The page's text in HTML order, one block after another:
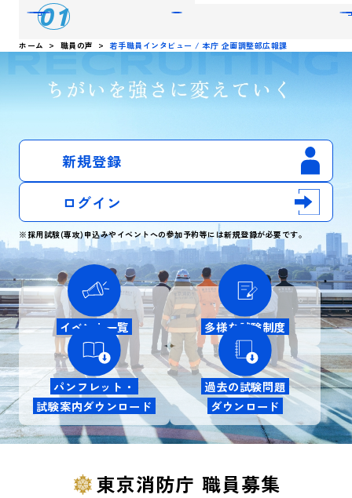
01
ホーム 職員の声 若手職員インタビュー / 本庁 企画調整部広報課
新規登録
ログイン
※採用試験(専攻)申込みやイベントへの参加予約等には新規登録が必要です。
イベント一覧 多様な試験制度
パンフレット・
試験案内ダウンロード
過去の試験問題
ダウンロード
東京消防庁 職員募集